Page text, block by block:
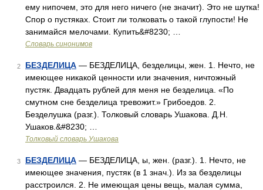
ему нипочем, это для него ничего (не значит). Это не шутка!
Спор о пустяках. Стоит ли толковать о такой глупости! Не
занимайся мелочами. Купить&#8230; …
Словарь синонимов
2 БЕЗДЕЛИЦА — БЕЗДЕЛИЦА, безделицы, жен. 1. Нечто, не
имеющее никакой ценности или значения, ничтожный
пустяк. Двадцать рублей для меня не безделица. «По
смутном сне безделица тревожит.» Грибоедов. 2.
Безделушка (разг.). Толковый словарь Ушакова. Д.Н.
Ушаков.&#8230; …
Толковый словарь Ушакова
3 БЕЗДЕЛИЦА — БЕЗДЕЛИЦА, ы, жен. (разг.). 1. Нечто, не
имеющее значения, пустяк (в 1 знач.). Из за безделицы
расстроился. 2. Не имеющая цены вещь, малая сумма,